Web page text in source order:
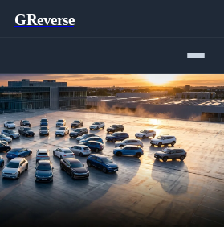
GReverse